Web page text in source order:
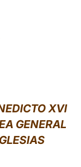
中文
LATINE
XVI
GENERAL